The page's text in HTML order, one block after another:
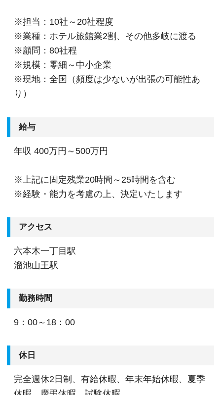
※担当：10社～20社程度
※業種：ホテル旅館業2割、その他多岐に渡る
※顧問：80社程
※規模：零細～中小企業
※現地：全国（頻度は少ないが出張の可能性あ
り）
給与
年収 400万円～500万円
※上記に固定残業20時間～25時間を含む
※経験・能力を考慮の上、決定いたします
アクセス
六本木一丁目駅
溜池山王駅
勤務時間
9：00～18：00
休日
完全週休2日制、有給休暇、年末年始休暇、夏季